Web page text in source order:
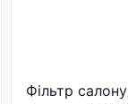
Фільтр салону